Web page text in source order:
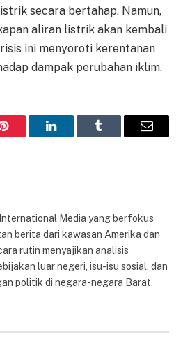
secara bertahap. Namun,
aliran listrik akan kembali
ini menyoroti kerentanan
dampak perubahan iklim.
Pinterest LinkedInTumblr Email
Media yang berfokus
berita dari kawasan Amerika dan
rutin menyajikan analisis
luar negeri, isu-isu sosial, dan
politik di negara-negara Barat.